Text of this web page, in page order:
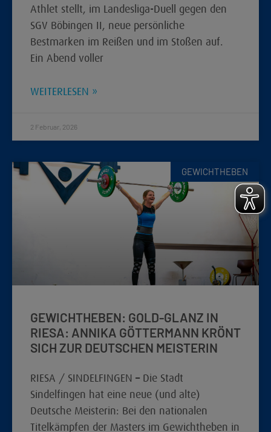
Athlet stellt, im Landesliga-Duell gegen den
SGV Böbingen II, neue persönliche
Bestmarken im Reißen und im Stoßen auf.
Ein Abend voller
WEITERLESEN »
2 Februar, 2026
GEWICHTHEBEN
GEWICHTHEBEN: GOLD-GLANZ IN
RIESA: ANNIKA GÖTTERMANN KRÖNT
SICH ZUR DEUTSCHEN MEISTERIN
RIESA / SINDELFINGEN – Die Stadt
Sindelfingen hat eine neue (und alte)
Deutsche Meisterin: Bei den nationalen
Titelkämpfen der Masters im Gewichtheben in